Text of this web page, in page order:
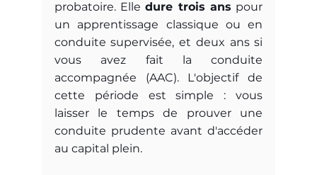
probatoire. Elle dure trois ans pour
un apprentissage classique ou en
conduite supervisée, et deux ans si
vous avez fait la conduite
accompagnée (AAC). L'objectif de
cette période est simple : vous
laisser le temps de prouver une
conduite prudente avant d'accéder
au capital plein.